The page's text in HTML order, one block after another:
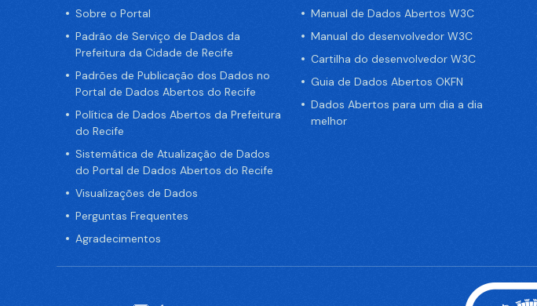
Sobre o Portal
Padrão de Serviço de Dados da
Prefeitura da Cidade de Recife
Padrões de Publicação dos Dados no
Portal de Dados Abertos do Recife
Política de Dados Abertos da Prefeitura
do Recife
Sistemática de Atualização de Dados
do Portal de Dados Abertos do Recife
Visualizações de Dados
Perguntas Frequentes
Agradecimentos
Manual de Dados Abertos W3C
Manual do desenvolvedor W3C
Cartilha do desenvolvedor W3C
Guia de Dados Abertos OKFN
Dados Abertos para um dia a dia
melhor